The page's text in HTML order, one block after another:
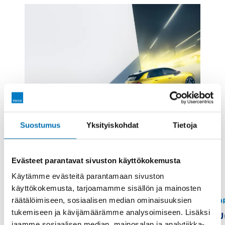
Suostumus Yksityiskohdat Tietoja
Evästeet parantavat sivuston käyttökokemusta
Käytämme evästeitä parantamaan sivuston
käyttökokemusta, tarjoamamme sisällön ja mainosten
räätälöimiseen, sosiaalisen median ominaisuuksien
tukemiseen ja kävijämäärämme analysoimiseen. Lisäksi
OPEL
Uusi Opel Astra